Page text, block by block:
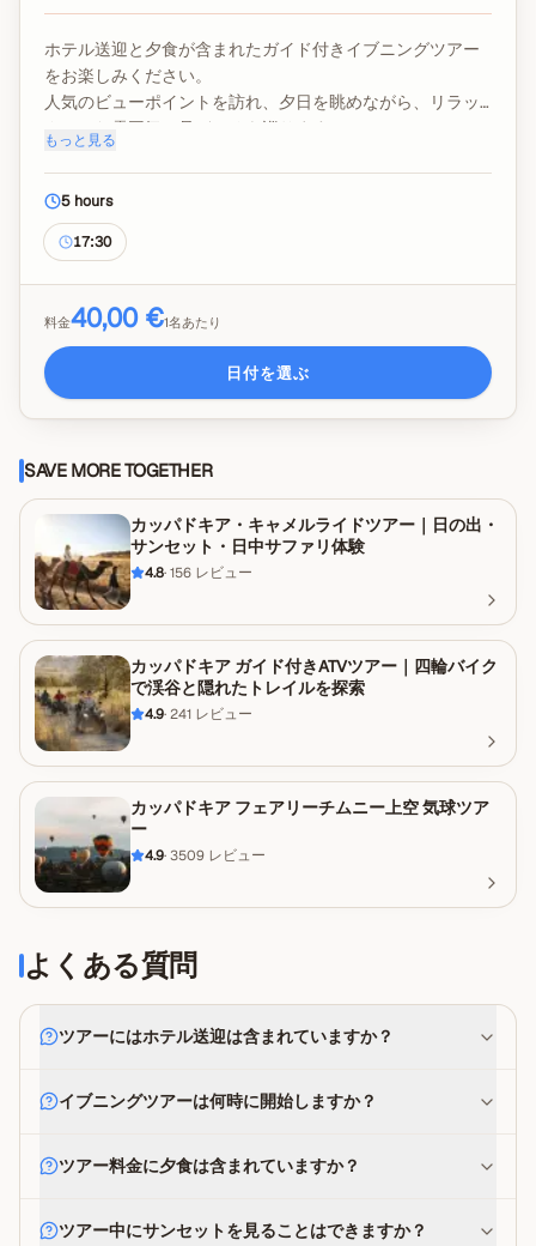
ホテル送迎と夕食が含まれたガイド付きイブニングツアー
をお楽しみください。
人気のビューポイントを訪れ、夕日を眺めながら、リラッ
クスした雰囲気で見どころを巡ります。
ガイド、夕食、送迎、入場料、税金が含まれています。
ドリンク、個人的な費用、チップは含まれていません。
もっと見る
5 hours
17:30
料金40,00 €1名あたり
日付を選ぶ
SAVE MORE TOGETHER
カッパドキア・キャメルライドツアー｜日の出・
サンセット・日中サファリ体験
4.8· 156 レビュー
カッパドキア ガイド付きATVツアー｜四輪バイク
で渓谷と隠れたトレイルを探索
4.9· 241 レビュー
カッパドキア フェアリーチムニー上空 気球ツア
ー
4.9· 3509 レビュー
よくある質問
ツアーにはホテル送迎は含まれていますか？
イブニングツアーは何時に開始しますか？
ツアー料金に夕食は含まれていますか？
ツアー中にサンセットを見ることはできますか？